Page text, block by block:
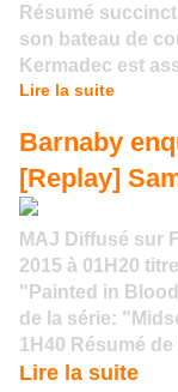
Résumé
son bateau de
Kermadec est
Lire la suite
Barnaby
[Replay]
MAJ Diffusé sur
2015 à 01H20
"Painted in
de la série:
1H40 Résumé
Lire la suite